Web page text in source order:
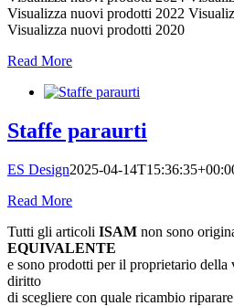
Visualizza nuovi prodotti 2022
Visualizza nuovi prodotti 2020
Read More
Staffe paraurti
ES Design2025-04-
Read More
Tutti gli articoli ISAM non sono
EQUIVALENTE
e sono prodotti per il proprietario della
diritto
di scegliere con quale ricambio